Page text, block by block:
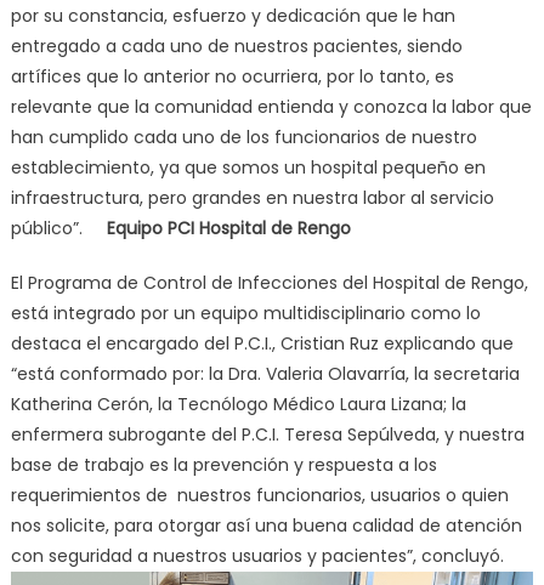
por su constancia, esfuerzo y dedicación que le han
entregado a cada uno de nuestros pacientes, siendo
artífices que lo anterior no ocurriera, por lo tanto, es
relevante que la comunidad entienda y conozca la labor que
han cumplido cada uno de los funcionarios de nuestro
establecimiento, ya que somos un hospital pequeño en
infraestructura, pero grandes en nuestra labor al servicio
público”. Equipo PCI Hospital de Rengo
El Programa de Control de Infecciones del Hospital de Rengo,
está integrado por un equipo multidisciplinario como lo
destaca el encargado del P.C.I., Cristian Ruz explicando que
“está conformado por: la Dra. Valeria Olavarría, la secretaria
Katherina Cerón, la Tecnólogo Médico Laura Lizana; la
enfermera subrogante del P.C.I. Teresa Sepúlveda, y nuestra
base de trabajo es la prevención y respuesta a los
requerimientos de nuestros funcionarios, usuarios o quien
nos solicite, para otorgar así una buena calidad de atención
con seguridad a nuestros usuarios y pacientes”, concluyó.